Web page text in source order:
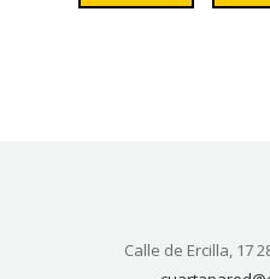
Calle de Ercilla, 17